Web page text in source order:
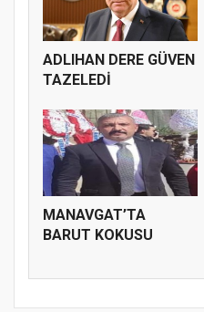
ADLIHAN DERE GÜVEN
TAZELEDİ
MANAVGAT’TA
BARUT KOKUSU